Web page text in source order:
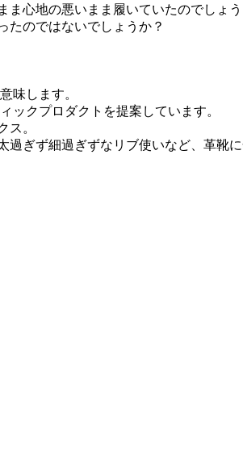
心地の悪いまま履いていたのでしょう
たのではないでしょうか？
味します。
ックプロダクトを提案しています。
ス。
ぎず細過ぎずなリブ使いなど、革靴